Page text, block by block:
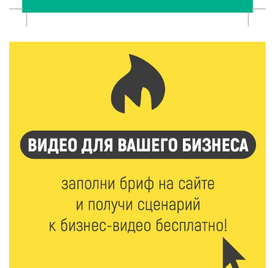
6 Авг 2026 16:02 200
Калининские футболисты представят Тверскую
область на всероссийском марафоне «Земля
6 Авг 2026 15:48 530
Голубев проверил школы и детсады Зубцова к 1
6 Авг 2026 15:01 312
От Твери до Москвы: выставка художника
Владимира Васильева о героях СВО проходит в РГБ